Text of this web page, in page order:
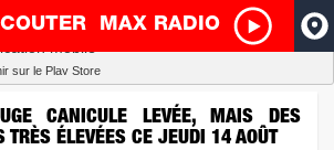
MAX RADIO
CANICULE LEVÉE, MAIS DES
TRÈS ÉLEVÉES CE JEUDI 14 AOÛT
SCOOP
sur le Play Store
Télécharger